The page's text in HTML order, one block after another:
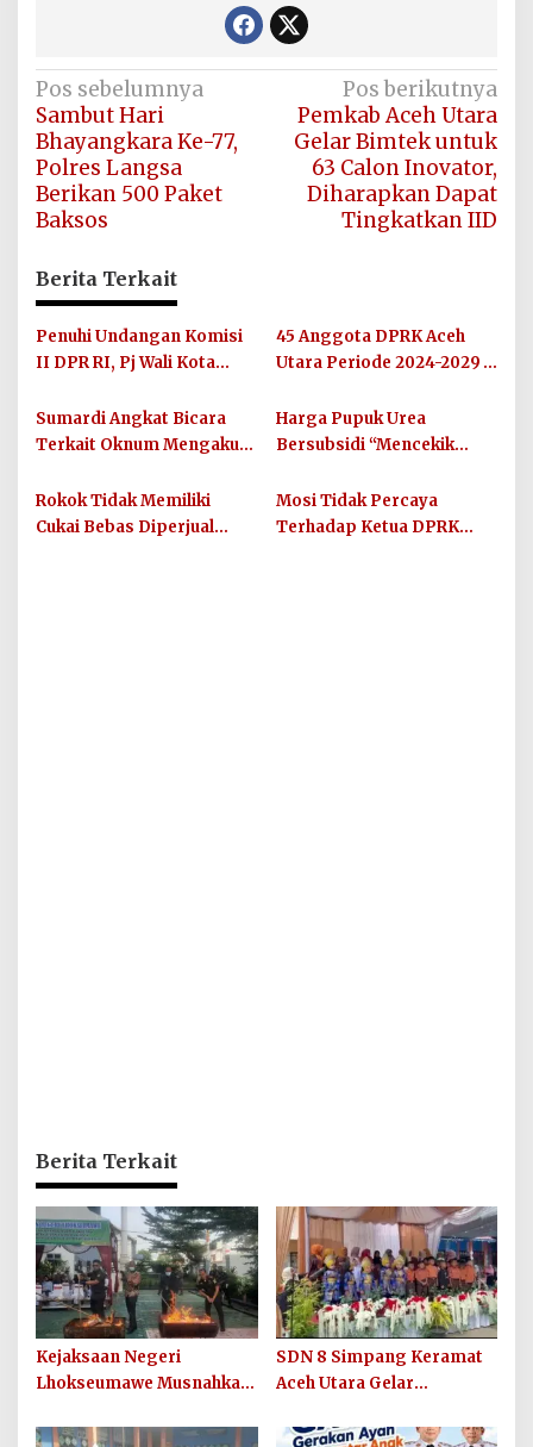
Navigasi
pos
Pos sebelumnya
Sambut Hari
Bhayangkara Ke-77,
Polres Langsa
Berikan 500 Paket
Baksos
Pos berikutnya
Pemkab Aceh Utara
Gelar Bimtek untuk
63 Calon Inovator,
Diharapkan Dapat
Tingkatkan IID
Berita Terkait
Penuhi Undangan Komisi
II DPR RI, Pj Wali Kota
Rakor dan RDP Pilkada
2024
45 Anggota DPRK Aceh
Utara Periode 2024-2029
Sumardi Angkat Bicara
Terkait Oknum Mengaku
Minta Uang Kepada Kades
Harga Pupuk Urea
Bersubsidi “Mencekik
Rokok Tidak Memiliki
Cukai Bebas Diperjual
Mosi Tidak Percaya
Terhadap Ketua DPRK
Berita Terkait
Kejaksaan Negeri
Lhokseumawe Musnahkan
Berkekuatan Hukum Tetap
SDN 8 Simpang Keramat
Aceh Utara Gelar
Tahun Ajaran 2026/2027